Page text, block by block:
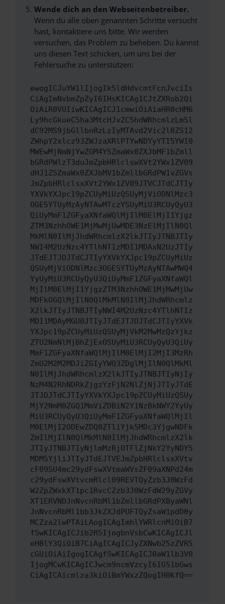
Wende dich an den Webseitenbetreiber.
Wenn du alle oben genannten Schritte versucht
hast, kontaktiere uns bitte. Wir werden
versuchen, das Problem zu beheben. Du kannst
uns diesen Text schicken, um uns bei der
Fehlersuche zu unterstützen:
ewogICJuYW1lIjogIk5ldHdvcmtFcnJvciIs
CiAgImNvbmZpZyI6IHsKICAgICJtZXRob2Qi
OiAiR0VUIiwKICAgICJ1cmwiOiAiaHR0cHM6
Ly9hcGkueC5ha3MtcHJvZC5hdWRhcmlzLm5l
dC92MS9jbGllbnRzLzIyMTAvd2Vic2l0ZS12
ZWhpY2xlcz93ZWJzaXRlPTYwNDYyYTI5YWI0
MWEwMjNmNjYwZGM4YSZmaWx0ZXJbMF1bZmll
bGRdPWlzT3duJmZpbHRlclswXVt2YWx1ZV09
dHJ1ZSZmaWx0ZXJbMV1bZmllbGRdPW1vZGVs
JmZpbHRlclsxXVt2YWx1ZV09JTVCJTdCJTIy
YXVkYXJpc19pZCUyMiUzQSUyMjViODNlMzc3
OGE5YTUyMzAyNTAwMTczYSUyMiU3RCUyQyU3
QiUyMmF1ZGFyaXNfaWQlMjIlM0ElMjI1Yjgz
ZTM3NzhhOWE1MjMwMjUwMDE3NzElMjIlN0Ql
MkMlN0IlMjJhdWRhcmlzX2lkJTIyJTNBJTIy
NWI4M2UzNzc4YTlhNTIzMDI1MDAxN2UzJTIy
JTdEJTJDJTdCJTIyYXVkYXJpc19pZCUyMiUz
QSUyMjViODNlMzc3OGE5YTUyMzAyNTAwMWQ4
YyUyMiU3RCUyQyU3QiUyMmF1ZGFyaXNfaWQl
MjIlM0ElMjI1YjgzZTM3NzhhOWE1MjMwMjUw
MDFkOGQlMjIlN0QlMkMlN0IlMjJhdWRhcmlz
X2lkJTIyJTNBJTIyNWI4M2UzNzc4YTlhNTIz
MDI1MDAyMGU0JTIyJTdEJTJDJTdCJTIyYXVk
YXJpc19pZCUyMiUzQSUyMjVkM2MwMzQzYjkz
ZTU2NmNlMjBhZjExOSUyMiU3RCUyQyU3QiUy
MmF1ZGFyaXNfaWQlMjIlM0ElMjI2MjI3MzRh
ZmU2M2M2MDJiZGIyYWQ3ZDglMjIlN0QlMkMl
N0IlMjJhdWRhcmlzX2lkJTIyJTNBJTIyNjIy
NzM4N2RhNDRkZjgzYzFjN2NlZjNjJTIyJTdE
JTJDJTdCJTIyYXVkYXJpc19pZCUyMiUzQSUy
MjY2NmM0ZGQ1MmViZDBiN2Y1NzBkNWY2YyUy
MiU3RCUyQyU3QiUyMmF1ZGFyaXNfaWQlMjIl
M0ElMjI2ODEwZDQ0ZTliYjk5MDc3YjgwNDFk
ZmIlMjIlN0QlMkMlN0IlMjJhdWRhcmlzX2lk
JTIyJTNBJTIyNjlmMzRjOTFlZjNkY2YyNDY5
MDM5YjliJTIyJTdEJTVEJmZpbHRlclsxXVtv
cF09SU4mc29ydFswXVtmaWVsZF09aXNPd24m
c29ydFswXVtvcmRlcl09REVTQyZzb3J0WzFd
W2ZpZWxkXT1pc1RvcCZzb3J0WzFdW29yZGVy
XT1ERVNDJnNvcnRbMl1bZmllbGRdPXByaWNl
JnNvcnRbMl1bb3JkZXJdPUFTQyZsaW1pdD0y
MCZza2lwPTAiLAogICAgImhlYWRlcnMiOiB7
fSwKICAgICJib2R5IjogbnVsbCwKICAgICJl
eHBlY3QiOiB7CiAgICAgICJyZXNwb25zZVR5
cGUiOiAiIgogICAgfSwKICAgICJ0aW1lb3V0
IjogMCwKICAgICJwcm9ncmVzcyI6IG51bGws
CiAgICAicmlza3kiOiBmYWxzZQogIH0KfQ==